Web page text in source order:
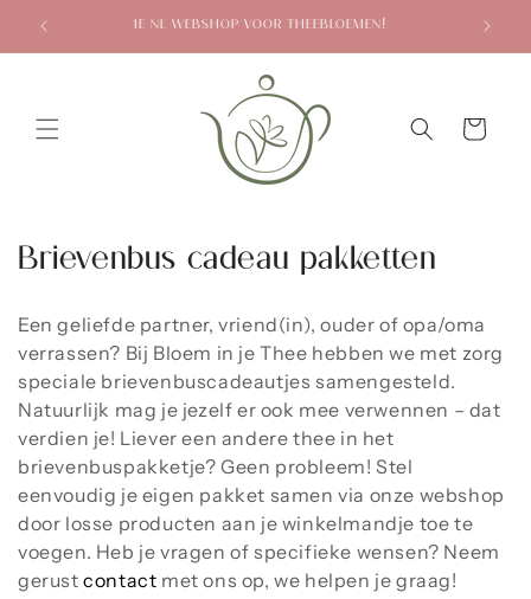
naar de
1E NL WEBSHOP VOOR THEEBLOEMEN!
Winkelwagen
C
l
l
e
c
t
i
Brievenbus cadeau pakketten
Een geliefde partner, vriend(in), ouder of opa/oma
verrassen? Bij Bloem in je Thee hebben we met zorg
speciale brievenbuscadeautjes samengesteld.
Natuurlijk mag je jezelf er ook mee verwennen – dat
verdien je! Liever een andere thee in het
brievenbuspakketje? Geen probleem! Stel
eenvoudig je eigen pakket samen via onze webshop
door losse producten aan je winkelmandje toe te
voegen. Heb je vragen of specifieke wensen? Neem
gerustcontact met ons op, we helpen je graag!